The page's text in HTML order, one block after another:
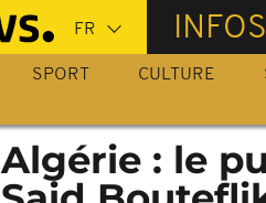
INFOS
SPORT CULTURE
Algérie : le